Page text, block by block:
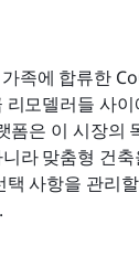
족에 합류한
리모델러들 사
폼은 이 시장의
라 맞춤형 건
택 사항을 관리